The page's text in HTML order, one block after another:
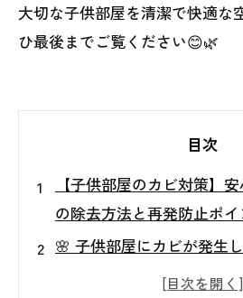
大切な子供部屋を清潔で快適な
ひ最後までご覧ください😊🌿
目次
【子供部屋のカビ対策】
の除去方法と再発防止ポイ
🌸 子供部屋にカビが発生
🧸 カビが子供に与える健